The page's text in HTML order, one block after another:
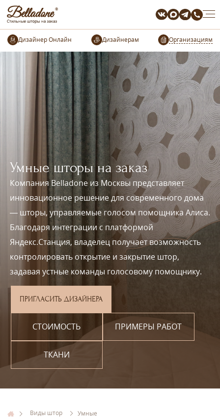
Организациям
Умные шторы на заказ
Компания Belladone из Москвы представляет
инновационное решение для современного дома
— шторы, управляемые голосом помощника Алиса.
Благодаря интеграции с платформой
Яндекс.Станция, владелец получает возможность
контролировать открытие и закрытие штор,
задавая устные команды голосовому помощнику.
ПРИГЛАСИТЬ ДИЗАЙНЕРА
СТОИМОСТЬ ПРИМЕРЫ РАБОТ
ТКАНИ
Виды штор Умные